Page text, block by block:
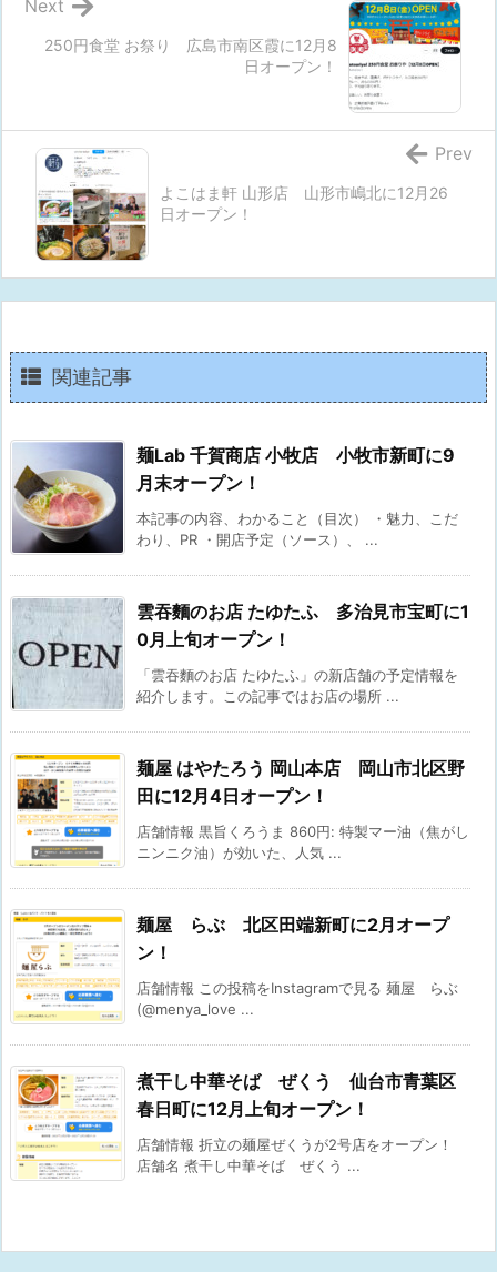
250円食堂 お祭り 広島市南区霞に12月8
日オープン！
Next
よこはま軒 山形店 山形市嶋北に12月26
日オープン！
Prev
関連記事
麺Lab 千賀商店 小牧店 小牧市新町に9
月末オープン！
本記事の内容、わかること（目次） ・魅力、こだ
わり、PR ・開店予定（ソース）、 ...
雲吞麵のお店 たゆたふ 多治見市宝町に1
0月上旬オープン！
「雲吞麵のお店 たゆたふ」の新店舗の予定情報を
紹介します。この記事ではお店の場所 ...
麺屋 はやたろう 岡山本店 岡山市北区野
田に12月4日オープン！
店舗情報 黒旨くろうま 860円: 特製マー油（焦がし
ニンニク油）が効いた、人気 ...
麺屋 らぶ 北区田端新町に2月オープ
ン！
店舗情報 この投稿をInstagramで見る 麺屋 らぶ
(@menya_love ...
煮干し中華そば ぜくう 仙台市青葉区
春日町に12月上旬オープン！
店舗情報 折立の麺屋ぜくうが2号店をオープン！
店舗名 煮干し中華そば ぜくう ...